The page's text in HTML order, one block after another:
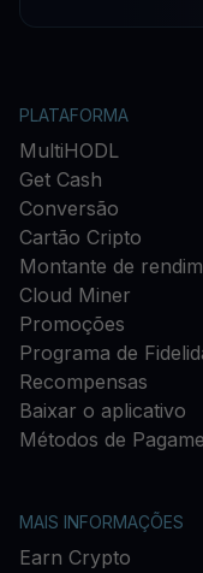
PLATAFORMA
MultiHODL
Get Cash
Conversão
Cartão Cripto
Montante de
Cloud Miner
Promoções
Programa de
Recompensas
Baixar o aplicativo
Métodos de
MAIS INFORMAÇÕES
Earn Crypto